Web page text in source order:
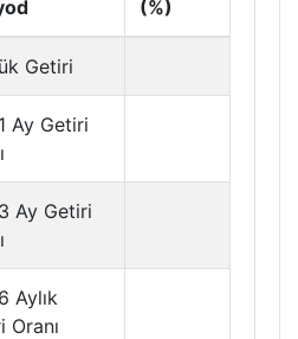
(%)
Getiri
Ay Getiri
Ay Getiri
Aylık
Oranı